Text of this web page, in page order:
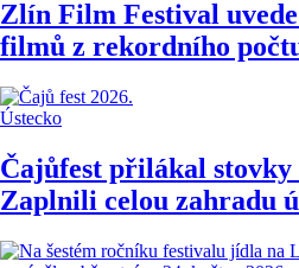
Zlín Film Festival
filmů z rekordního
Ústecko
Čajůfest přilákal stovky
Zaplnili celou zahradu